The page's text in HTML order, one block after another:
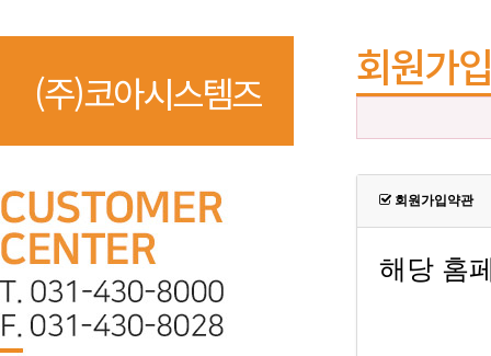
(주)코아시스템즈 회원가입
회원가입약관